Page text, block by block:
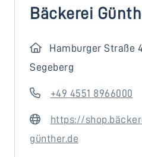
Bäckerei
Hamburger Straße
Segeberg
+49 4551 8966000
https://
günther.de